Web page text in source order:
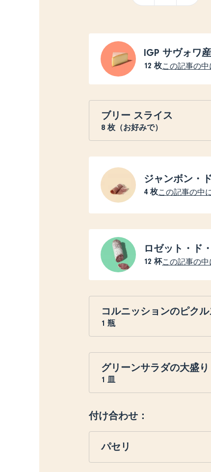
IGP サヴォワ
12枚この記事の中
ブリー スライス
8枚（お好みで）
ジャンボン・
4枚この記事の中
ロゼット・ド
12杯この記事の中
コルニッションのピクル
1瓶
グリーンサラダの大盛り
1皿
付け合わせ：
パセリ